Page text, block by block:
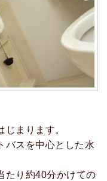
まります。
バスを中心とした水
たり約40分かけての